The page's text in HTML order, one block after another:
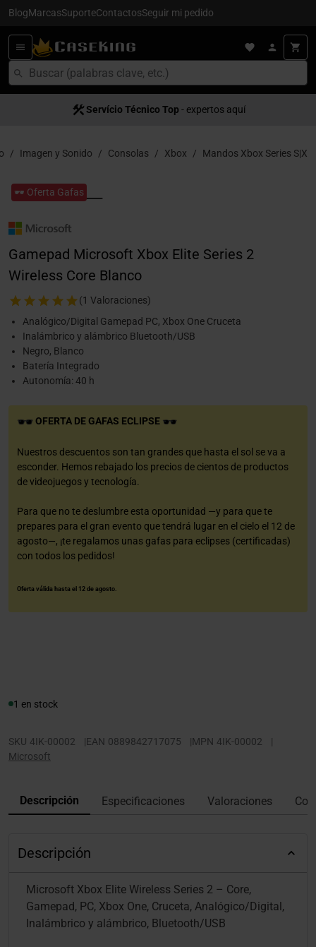
BlogMarcasSuporteContactosSeguir mi pedido
Servício Técnico Top - expertos aquí
Imagen y Sonido Consolas Xbox Mandos Xbox Series S|X
🕶️ Oferta Gafas
Gamepad Microsoft Xbox Elite Series 2
Wireless Core Blanco
(1 Valoraciones)
Analógico/Digital Gamepad PC, Xbox One Cruceta
Inalámbrico y alámbrico Bluetooth/USB
Negro, Blanco
Batería Integrado
Autonomía: 40 h
OFERTA DE GAFAS ECLIPSE
Nuestros descuentos son tan grandes que hasta el sol se va a
esconder. Hemos rebajado los precios de cientos de productos
de videojuegos y tecnología.
Para que no te deslumbre esta oportunidad —y para que te
prepares para el gran evento que tendrá lugar en el cielo el 12 de
agosto—, ¡te regalamos unas gafas para eclipses (certificadas)
con todos los pedidos!
Oferta válida hasta el 12 de agosto.
1 en stock
SKU 4IK-00002 |EAN 0889842717075 |MPN 4IK-00002
|
Microsoft
Descripción Especificaciones Valoraciones
Descripción
Microsoft Xbox Elite Wireless Series 2 – Core,
Gamepad, PC, Xbox One, Cruceta, Analógico/Digital,
Inalámbrico y alámbrico, Bluetooth/USB